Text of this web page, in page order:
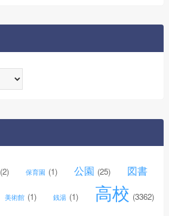
(2) 保育園 (1) 公園 (25)
図書
美術館 (1) 銭湯 (1) 高校 (3362)